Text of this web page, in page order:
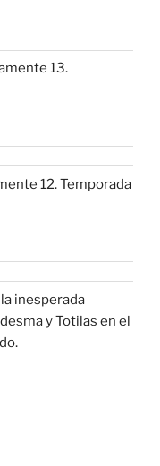
13.
12. Temporada
inesperada
y Totilas en el